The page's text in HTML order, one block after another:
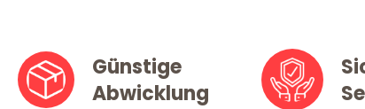
Günstige
Abwicklung